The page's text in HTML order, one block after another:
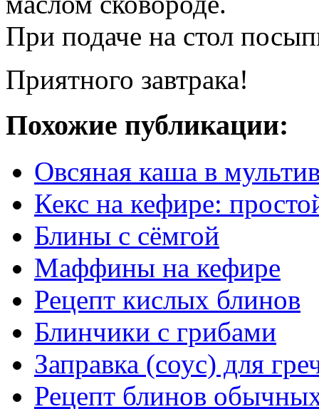
При подаче на стол
Приятного завтрака!
Похожие публикации:
Овсяная каша в
Кекс на кефире:
Блины с сёмгой
Маффины на кефире
Рецепт кислых блинов
Блинчики с грибами
Заправка (соус) для
Рецепт блинов